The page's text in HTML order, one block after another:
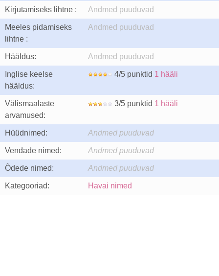
Kirjutamiseks lihtne : Andmed puuduvad
Meeles pidamiseks
lihtne :
Andmed puuduvad
Hääldus: Andmed puuduvad
Inglise keelse
hääldus:
4/5 punktid 1 hääli
Välismaalaste
arvamused:
3/5 punktid 1 hääli
Hüüdnimed: Andmed puuduvad
Vendade nimed: Andmed puuduvad
Õdede nimed: Andmed puuduvad
Kategooriad: Havai nimed